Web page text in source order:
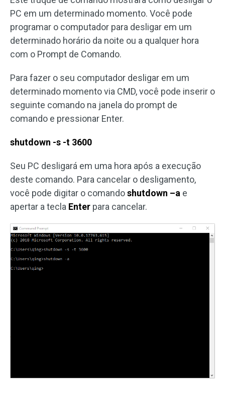
PC em um determinado momento. Você pode
programar o computador para desligar em um
determinado horário da noite ou a qualquer hora
com o Prompt de Comando.
Para fazer o seu computador desligar em um
determinado momento via CMD, você pode inserir o
seguinte comando na janela do prompt de
comando e pressionar Enter.
shutdown -s -t 3600
Seu PC desligará em uma hora após a execução
deste comando. Para cancelar o desligamento,
você pode digitar o comandoshutdown –a e
apertar a tecla Enter para cancelar.